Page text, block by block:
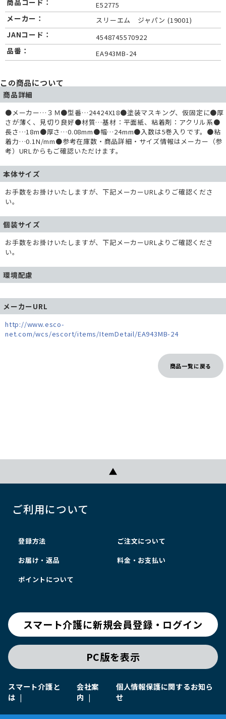
E52775
メーカー： スリーエム ジャパン (19001)
JANコード： 4548745570922
品番： EA943MB-24
この商品について
商品詳細
●メーカー…３Ｍ●型番…24424X18●塗装マスキング、仮固定に●厚
さが薄く、見切り良好●材質…基材：平面紙、粘着剤：アクリル系●
長さ…18m●厚さ…0.08mm●幅…24mm●入数は5巻入りです。●粘
着力…0.1N/mm●参考在庫数・商品詳細・サイズ情報はメーカー（参
考）URLからもご確認いただけます。
本体サイズ
お手数をお掛けいたしますが、下記メーカーURLよりご確認くださ
い。
個装サイズ
お手数をお掛けいたしますが、下記メーカーURLよりご確認くださ
い。
環境配慮
メーカーURL
http://www.esco-
net.com/wcs/escort/items/ItemDetail/EA943MB-24
商品一覧に戻る
ご利用について
登録方法 ご注文について
お届け・返品 料金・お支払い
ポイントについて
スマート介護に新規会員登録・ログイン
PC版を表示
スマート介護と
は
会社案
内
個人情報保護に関するお知ら
せ